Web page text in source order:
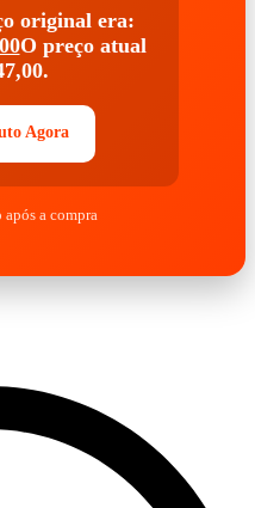
original era:
O preço atual
Agora
a compra